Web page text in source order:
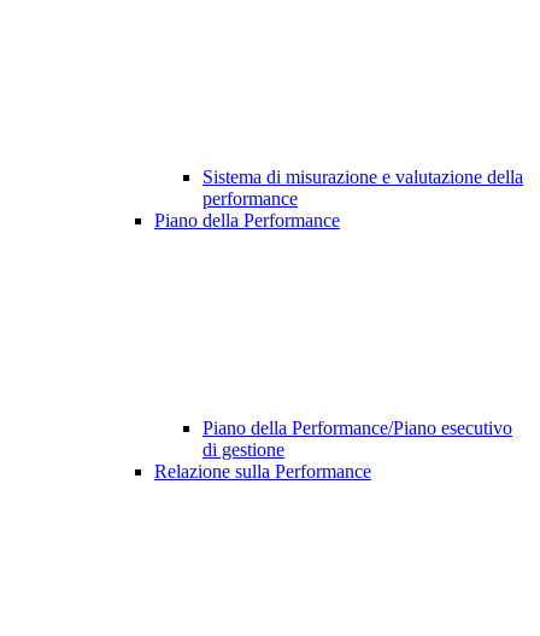
Sistema di misurazione e valutazione della
performance
Piano della Performance
Piano della Performance/Piano esecutivo
di gestione
Relazione sulla Performance